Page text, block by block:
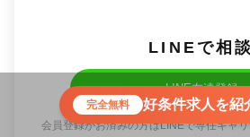
LINEで相談
LINE友達登録
会員登録がお済みの方はLINEで専任キャ
完全無料 好条件求人を紹